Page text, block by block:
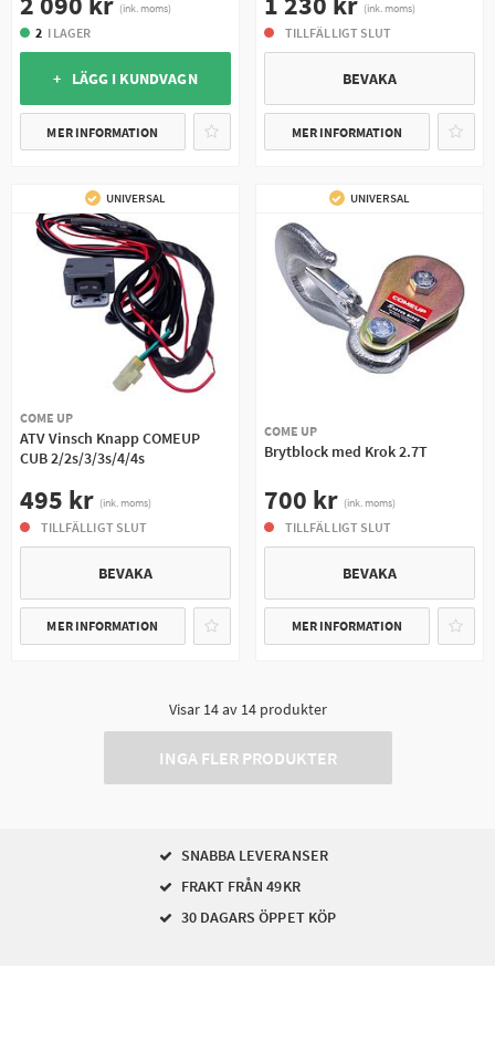
(ink. moms)
2 I LAGER
+ LÄGG I KUNDVAGN
MER INFORMATION
(ink. moms)
TILLFÄLLIGT SLUT
BEVAKA
MER INFORMATION
UNIVERSAL
COME UP
ATV Vinsch Knapp COMEUP
CUB 2/2s/3/3s/4/4s
495 kr (ink. moms)
TILLFÄLLIGT SLUT
BEVAKA
MER INFORMATION
UNIVERSAL
COME UP
Brytblock med Krok 2.7T
700 kr (ink. moms)
TILLFÄLLIGT SLUT
BEVAKA
MER INFORMATION
Visar 14av 14produkter
INGA FLER PRODUKTER
SNABBA LEVERANSER
FRAKT FRÅN 49KR
30 DAGARS ÖPPET KÖP